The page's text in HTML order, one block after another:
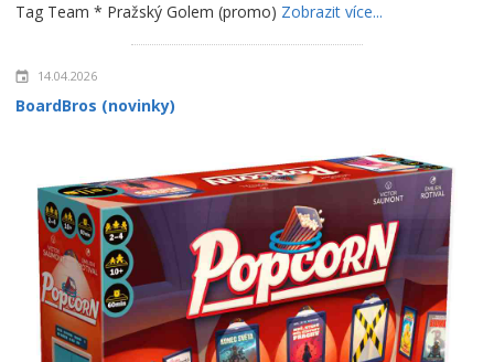
Tag Team * Pražský Golem (promo) Zobrazit více...
14.04.2026
BoardBros (novinky)